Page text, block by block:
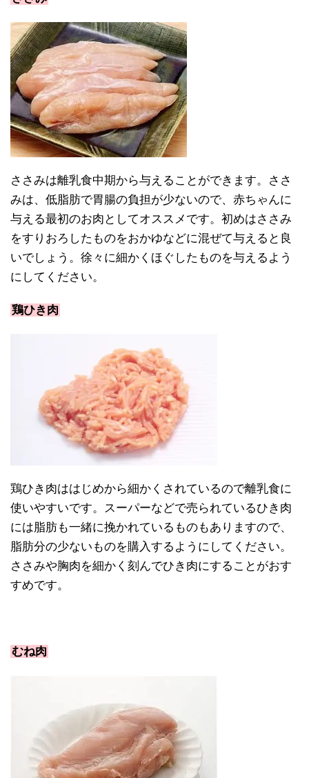
ささみは離乳食中期から与えることができます。ささ
みは、低脂肪で胃腸の負担が少ないので、赤ちゃんに
与える最初のお肉としてオススメです。初めはささみ
をすりおろしたものをおかゆなどに混ぜて与えると良
いでしょう。徐々に細かくほぐしたものを与えるよう
にしてください。
鶏ひき肉
鶏ひき肉ははじめから細かくされているので離乳食に
使いやすいです。スーパーなどで売られているひき肉
には脂肪も一緒に挽かれているものもありますので、
脂肪分の少ないものを購入するようにしてください。
ささみや胸肉を細かく刻んでひき肉にすることがおす
すめです。
むね肉